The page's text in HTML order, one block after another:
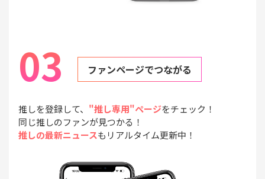
03 ファンページでつながる
推しを登録して、 "推し専用"ページをチェック！
同じ推しのファンが見つかる！
推しの最新ニュースもリアルタイム更新中！